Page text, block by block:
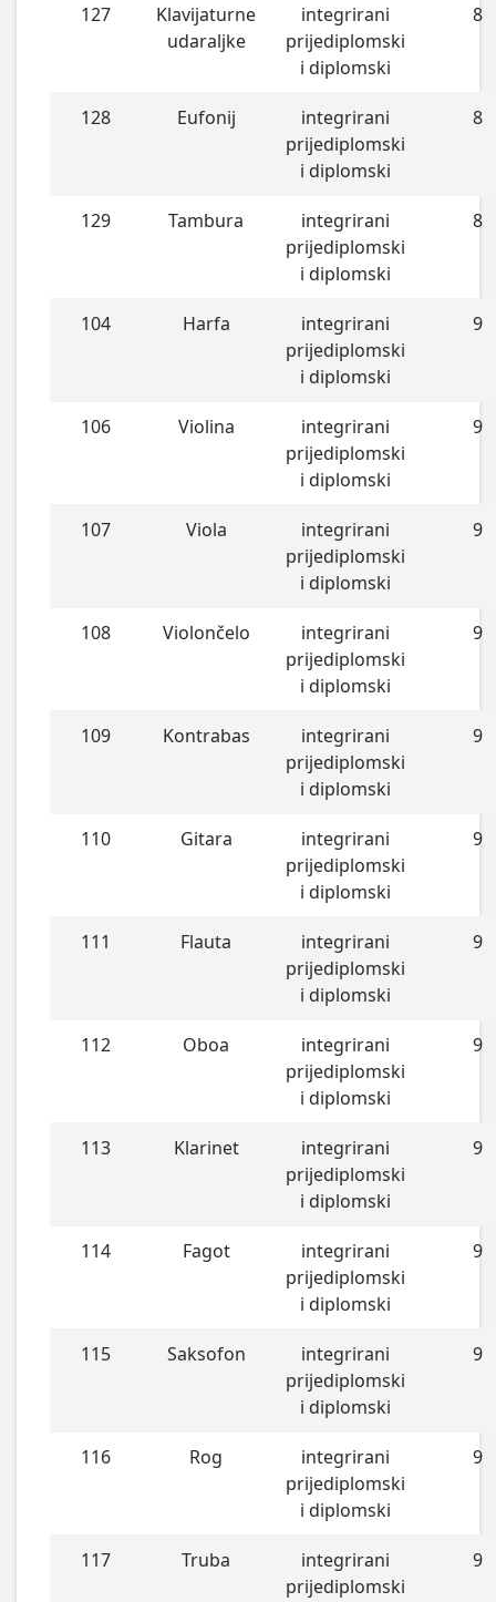
127
Klavijaturne
udaraljke
integrirani
prijediplomski
i diplomski
8
128 Eufonij
integrirani
prijediplomski
i diplomski
8
129 Tambura
integrirani
prijediplomski
i diplomski
8
104 Harfa
integrirani
prijediplomski
i diplomski
9
106 Violina
integrirani
prijediplomski
i diplomski
9
107 Viola
integrirani
prijediplomski
i diplomski
9
108 Violončelo
integrirani
prijediplomski
i diplomski
9
109 Kontrabas
integrirani
prijediplomski
i diplomski
9
110 Gitara
integrirani
prijediplomski
i diplomski
9
111 Flauta
integrirani
prijediplomski
i diplomski
9
112 Oboa
integrirani
prijediplomski
i diplomski
9
113 Klarinet
integrirani
prijediplomski
i diplomski
9
114 Fagot
integrirani
prijediplomski
i diplomski
9
115 Saksofon
integrirani
prijediplomski
i diplomski
9
116 Rog
integrirani
prijediplomski
i diplomski
9
117 Truba
integrirani
prijediplomski
9